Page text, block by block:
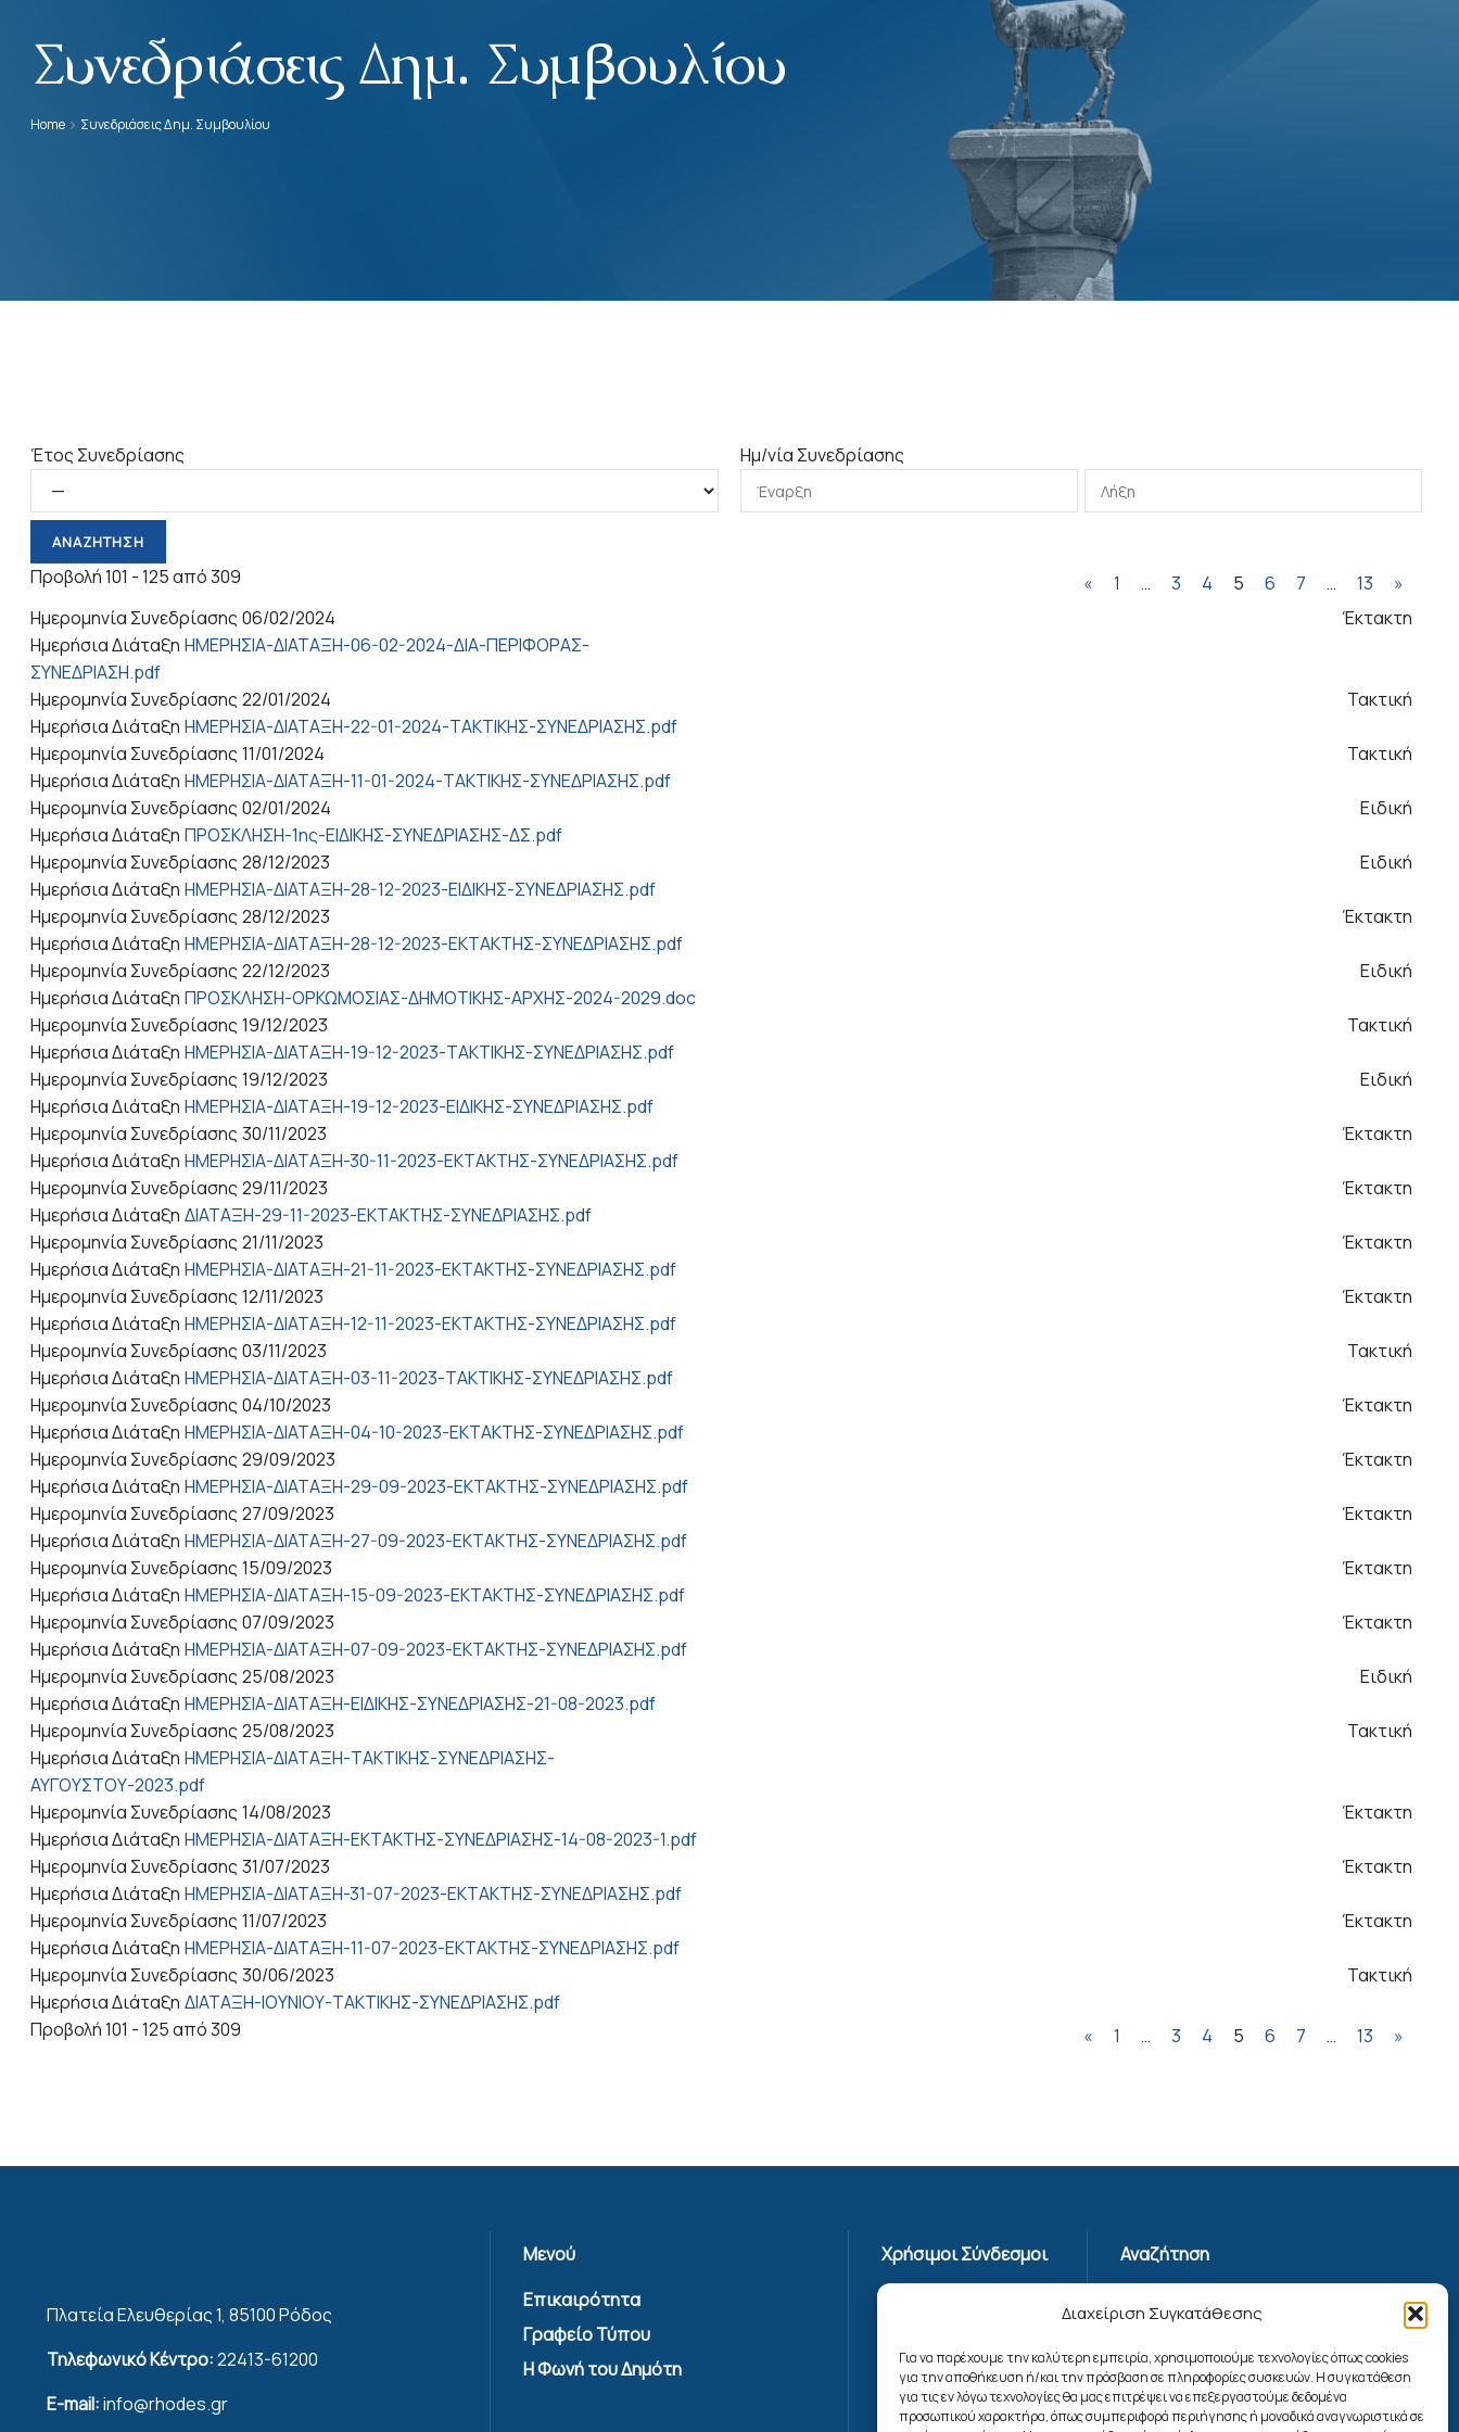
Διαχείριση Συγκατάθεσης
Για να παρέχουμε την καλύτερη εμπειρία, χρησιμοποιούμε τεχνολογίες όπως cookies
για την αποθήκευση ή/και την πρόσβαση σε πληροφορίες συσκευών. Η συγκατάθεση
για τις εν λόγω τεχνολογίες θα μας επιτρέψει να επεξεργαστούμε δεδομένα
προσωπικού χαρακτήρα, όπως συμπεριφορά περιήγησης ή μοναδικά αναγνωριστικά σε
Συνεδριάσεις Δημ. Συμβουλίου
Home Συνεδριάσεις Δημ. Συμβουλίου
Έτος Συνεδρίασης Ημ/νία Συνεδρίασης
Προβολή 101 - 125 από 309 « 1 … 3 4 5 6 7 … 13
»
Ημερομηνία Συνεδρίασης 06/02/2024
Ημερήσια Διάταξη ΗΜΕΡΗΣΙΑ-ΔΙΑΤΑΞΗ-06-02-2024-ΔΙΑ-ΠΕΡΙΦΟΡΑΣ-
ΣΥΝΕΔΡΙΑΣΗ.pdf
Έκτακτη
Ημερομηνία Συνεδρίασης 22/01/2024
Ημερήσια Διάταξη ΗΜΕΡΗΣΙΑ-ΔΙΑΤΑΞΗ-22-01-2024-ΤΑΚΤΙΚΗΣ-ΣΥΝΕΔΡΙΑΣΗΣ.pdf
Τακτική
Ημερομηνία Συνεδρίασης 11/01/2024
Ημερήσια Διάταξη ΗΜΕΡΗΣΙΑ-ΔΙΑΤΑΞΗ-11-01-2024-ΤΑΚΤΙΚΗΣ-ΣΥΝΕΔΡΙΑΣΗΣ.pdf
Τακτική
Ημερομηνία Συνεδρίασης 02/01/2024
Ημερήσια Διάταξη ΠΡΟΣΚΛΗΣΗ-1ης-ΕΙΔΙΚΗΣ-ΣΥΝΕΔΡΙΑΣΗΣ-ΔΣ.pdf
Ειδική
Ημερομηνία Συνεδρίασης 28/12/2023
Ημερήσια Διάταξη ΗΜΕΡΗΣΙΑ-ΔΙΑΤΑΞΗ-28-12-2023-ΕΙΔΙΚΗΣ-ΣΥΝΕΔΡΙΑΣΗΣ.pdf
Ειδική
Ημερομηνία Συνεδρίασης 28/12/2023
Ημερήσια Διάταξη ΗΜΕΡΗΣΙΑ-ΔΙΑΤΑΞΗ-28-12-2023-ΕΚΤΑΚΤΗΣ-ΣΥΝΕΔΡΙΑΣΗΣ.pdf
Έκτακτη
Ημερομηνία Συνεδρίασης 22/12/2023
Ημερήσια Διάταξη ΠΡΟΣΚΛΗΣΗ-ΟΡΚΩΜΟΣΙΑΣ-ΔΗΜΟΤΙΚΗΣ-ΑΡΧΗΣ-2024-2029.doc
Ειδική
Ημερομηνία Συνεδρίασης 19/12/2023
Ημερήσια Διάταξη ΗΜΕΡΗΣΙΑ-ΔΙΑΤΑΞΗ-19-12-2023-ΤΑΚΤΙΚΗΣ-ΣΥΝΕΔΡΙΑΣΗΣ.pdf
Τακτική
Ημερομηνία Συνεδρίασης 19/12/2023
Ημερήσια Διάταξη ΗΜΕΡΗΣΙΑ-ΔΙΑΤΑΞΗ-19-12-2023-ΕΙΔΙΚΗΣ-ΣΥΝΕΔΡΙΑΣΗΣ.pdf
Ειδική
Ημερομηνία Συνεδρίασης 30/11/2023
Ημερήσια Διάταξη ΗΜΕΡΗΣΙΑ-ΔΙΑΤΑΞΗ-30-11-2023-ΕΚΤΑΚΤΗΣ-ΣΥΝΕΔΡΙΑΣΗΣ.pdf
Έκτακτη
Ημερομηνία Συνεδρίασης 29/11/2023
Ημερήσια Διάταξη ΔΙΑΤΑΞΗ-29-11-2023-ΕΚΤΑΚΤΗΣ-ΣΥΝΕΔΡΙΑΣΗΣ.pdf
Έκτακτη
Ημερομηνία Συνεδρίασης 21/11/2023
Ημερήσια Διάταξη ΗΜΕΡΗΣΙΑ-ΔΙΑΤΑΞΗ-21-11-2023-ΕΚΤΑΚΤΗΣ-ΣΥΝΕΔΡΙΑΣΗΣ.pdf
Έκτακτη
Ημερομηνία Συνεδρίασης 12/11/2023
Ημερήσια Διάταξη ΗΜΕΡΗΣΙΑ-ΔΙΑΤΑΞΗ-12-11-2023-ΕΚΤΑΚΤΗΣ-ΣΥΝΕΔΡΙΑΣΗΣ.pdf
Έκτακτη
Ημερομηνία Συνεδρίασης 03/11/2023
Ημερήσια Διάταξη ΗΜΕΡΗΣΙΑ-ΔΙΑΤΑΞΗ-03-11-2023-ΤΑΚΤΙΚΗΣ-ΣΥΝΕΔΡΙΑΣΗΣ.pdf
Τακτική
Ημερομηνία Συνεδρίασης 04/10/2023
Ημερήσια Διάταξη ΗΜΕΡΗΣΙΑ-ΔΙΑΤΑΞΗ-04-10-2023-ΕΚΤΑΚΤΗΣ-ΣΥΝΕΔΡΙΑΣΗΣ.pdf
Έκτακτη
Ημερομηνία Συνεδρίασης 29/09/2023
Ημερήσια Διάταξη ΗΜΕΡΗΣΙΑ-ΔΙΑΤΑΞΗ-29-09-2023-ΕΚΤΑΚΤΗΣ-ΣΥΝΕΔΡΙΑΣΗΣ.pdf
Έκτακτη
Ημερομηνία Συνεδρίασης 27/09/2023
Ημερήσια Διάταξη ΗΜΕΡΗΣΙΑ-ΔΙΑΤΑΞΗ-27-09-2023-ΕΚΤΑΚΤΗΣ-ΣΥΝΕΔΡΙΑΣΗΣ.pdf
Έκτακτη
Ημερομηνία Συνεδρίασης 15/09/2023
Ημερήσια Διάταξη ΗΜΕΡΗΣΙΑ-ΔΙΑΤΑΞΗ-15-09-2023-ΕΚΤΑΚΤΗΣ-ΣΥΝΕΔΡΙΑΣΗΣ.pdf
Έκτακτη
Ημερομηνία Συνεδρίασης 07/09/2023
Ημερήσια Διάταξη ΗΜΕΡΗΣΙΑ-ΔΙΑΤΑΞΗ-07-09-2023-ΕΚΤΑΚΤΗΣ-ΣΥΝΕΔΡΙΑΣΗΣ.pdf
Έκτακτη
Ημερομηνία Συνεδρίασης 25/08/2023
Ημερήσια Διάταξη ΗΜΕΡΗΣΙΑ-ΔΙΑΤΑΞΗ-ΕΙΔΙΚΗΣ-ΣΥΝΕΔΡΙΑΣΗΣ-21-08-2023.pdf
Ειδική
Ημερομηνία Συνεδρίασης 25/08/2023
Ημερήσια Διάταξη ΗΜΕΡΗΣΙΑ-ΔΙΑΤΑΞΗ-ΤΑΚΤΙΚΗΣ-ΣΥΝΕΔΡΙΑΣΗΣ-
ΑΥΓΟΥΣΤΟΥ-2023.pdf
Τακτική
Ημερομηνία Συνεδρίασης 14/08/2023
Ημερήσια Διάταξη ΗΜΕΡΗΣΙΑ-ΔΙΑΤΑΞΗ-ΕΚΤΑΚΤΗΣ-ΣΥΝΕΔΡΙΑΣΗΣ-14-08-2023-1.pdf
Έκτακτη
Ημερομηνία Συνεδρίασης 31/07/2023
Ημερήσια Διάταξη ΗΜΕΡΗΣΙΑ-ΔΙΑΤΑΞΗ-31-07-2023-ΕΚΤΑΚΤΗΣ-ΣΥΝΕΔΡΙΑΣΗΣ.pdf
Έκτακτη
Ημερομηνία Συνεδρίασης 11/07/2023
Ημερήσια Διάταξη ΗΜΕΡΗΣΙΑ-ΔΙΑΤΑΞΗ-11-07-2023-ΕΚΤΑΚΤΗΣ-ΣΥΝΕΔΡΙΑΣΗΣ.pdf
Έκτακτη
Ημερομηνία Συνεδρίασης 30/06/2023
Ημερήσια Διάταξη ΔΙΑΤΑΞΗ-ΙΟΥΝΙΟΥ-ΤΑΚΤΙΚΗΣ-ΣΥΝΕΔΡΙΑΣΗΣ.pdf
Τακτική
Προβολή 101 - 125 από 309 « 1 … 3 4 5 6 7 … 13 »
Πλατεία Ελευθερίας 1, 85100 Ρόδος
Τηλεφωνικό Κέντρο:22413-61200
E-mail:info@rhodes.gr
Μενού
Επικαιρότητα
Γραφείο Τύπου
Η Φωνή του Δημότη
Χρήσιμοι Σύνδεσμοι
Υπηρεσίας
Επικοινωνίας
Πολιτική Cookies
Αναζήτηση